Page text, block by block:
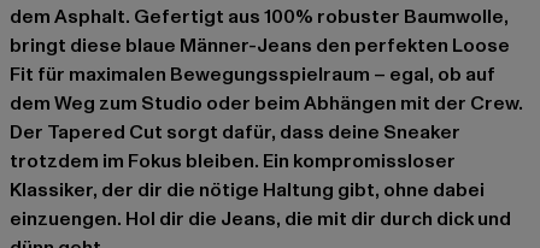
dem Asphalt. Gefertigt aus 100% robuster Baumwolle,
bringt diese blaue Männer-Jeans den perfekten Loose
Fit für maximalen Bewegungsspielraum – egal, ob auf
dem Weg zum Studio oder beim Abhängen mit der Crew.
Der Tapered Cut sorgt dafür, dass deine Sneaker
trotzdem im Fokus bleiben. Ein kompromissloser
Klassiker, der dir die nötige Haltung gibt, ohne dabei
einzuengen. Hol dir die Jeans, die mit dir durch dick und